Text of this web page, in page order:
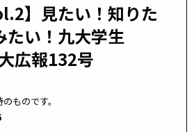
】見たい！知りた
たい！九大学生
広報132号
ものです。